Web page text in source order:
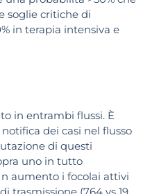
soglie critiche di
in terapia intensiva e
in entrambi flussi. È
dei casi nel flusso
di questi
uno in tutto
aumento i focolai attivi